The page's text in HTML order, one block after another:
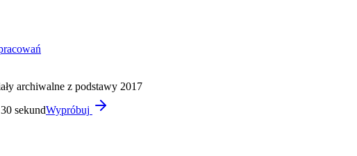
archiwalne z podstawy 2017
sekundWypróbuj